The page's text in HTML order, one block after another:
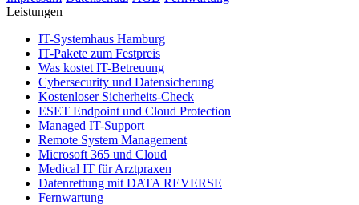
Leistungen
IT-Systemhaus Hamburg
IT-Pakete zum Festpreis
Was kostet IT-Betreuung
Cybersecurity und Datensicherung
Kostenloser Sicherheits-Check
ESET Endpoint und Cloud Protection
Managed IT-Support
Remote System Management
Microsoft 365 und Cloud
Medical IT für Arztpraxen
Datenrettung mit DATA REVERSE
Fernwartung